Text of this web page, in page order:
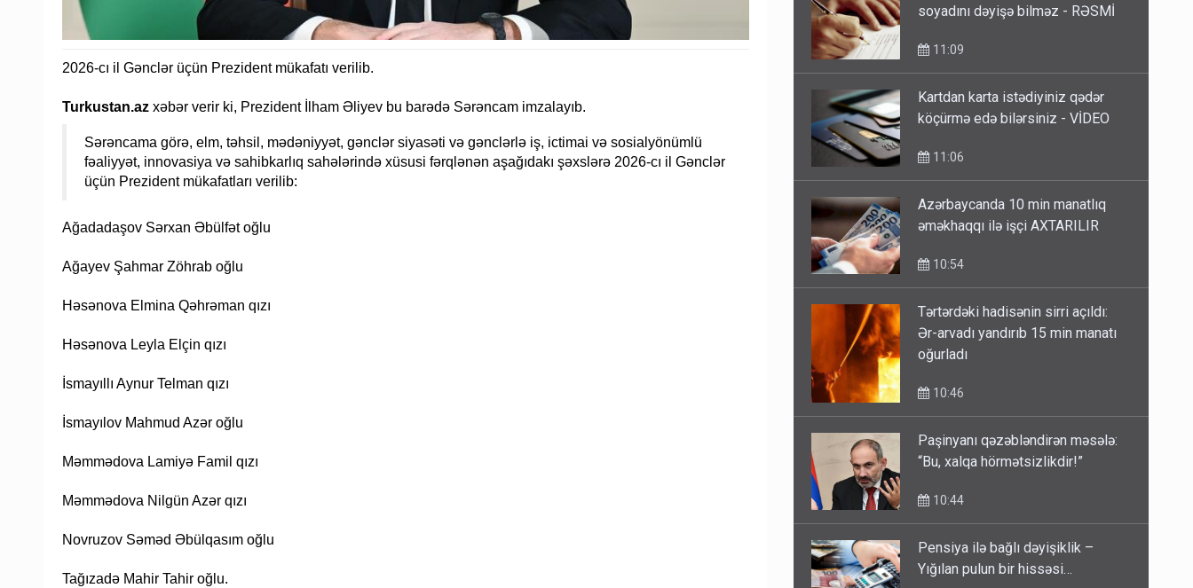
2026-cı il Gənclər üçün Prezident mükafatı verilib.
Turkustan.az xəbər verir ki, Prezident İlham Əliyev bu barədə Sərəncam imzalayıb.
Sərəncama görə, elm, təhsil, mədəniyyət, gənclər siyasəti və gənclərlə iş, ictimai və sosialyönümlü
fəaliyyət, innovasiya və sahibkarlıq sahələrində xüsusi fərqlənən aşağıdakı şəxslərə 2026-cı il Gənclər
üçün Prezident mükafatları verilib:
Ağadadaşov Sərxan Əbülfət oğlu
Ağayev Şahmar Zöhrab oğlu
Həsənova Elmina Qəhrəman qızı
Həsənova Leyla Elçin qızı
İsmayıllı Aynur Telman qızı
İsmayılov Mahmud Azər oğlu
Məmmədova Lamiyə Famil qızı
Məmmədova Nilgün Azər qızı
Novruzov Səməd Əbülqasım oğlu
Tağızadə Mahir Tahir oğlu.
Ər-arvadı yandırıb 15 min manatı
10:46
XƏBƏRDARLIQ - Saat 11:00-dan…
09:15
soyadını dəyişə bilməz - RƏSMİ
11:09
Kartdan karta istədiyiniz qədər
köçürmə edə bilərsiniz - VİDEO
11:06
Azərbaycanda 10 min manatlıq
əməkhaqqı ilə işçi AXTARILIR
10:54
Tərtərdəki hadisənin sirri açıldı:
Ər-arvadı yandırıb 15 min manatı
oğurladı
10:46
Paşinyanı qəzəbləndirən məsələ:
“Bu, xalqa hörmətsizlikdir!”
10:44
Pensiya ilə bağlı dəyişiklik –
Yığılan pulun bir hissəsi…